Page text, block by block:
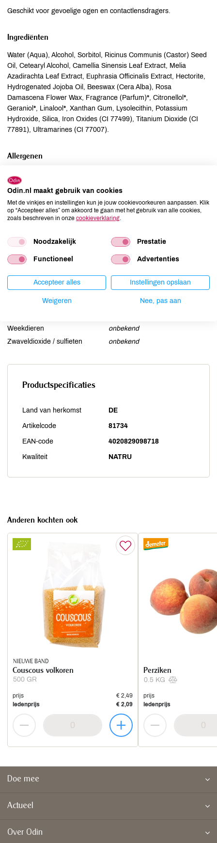
Geschikt voor gevoelige ogen en contactlensdragers.
Ingrediënten
Water (Aqua), Alcohol, Sorbitol, Ricinus Communis (Castor) Seed
Oil, Cetearyl Alcohol, Camellia Sinensis Leaf Extract, Melia
Azadirachta Leaf Extract, Euphrasia Officinalis Extract, Hectorite,
Hydrogenated Jojoba Oil, Beeswax (Cera Alba), Rosa
Damascena Flower Wax, Fragrance (Parfum)*, Citronellol*,
Geraniol*, Linalool*, Xanthan Gum, Lysolecithin, Potassium
Hydroxide, Silica, Iron Oxides (CI 77499), Titanium Dioxide (CI
77891), Ultramarines (CI 77007).
Allergenen
Ei
onbekend
Gluten
onbekend
Lactose
onbekend
Mosterd
onbekend
Schaaldieren
onbekend
Selderij
onbekend
Sesam
onbekend
Weekdieren
onbekend
Zwaveldioxide / sulfieten
onbekend
Productspecificaties
Land van herkomst DE
Artikelcode 81734
EAN-code 4020829098718
Kwaliteit NATRU
Anderen kochten ook
NIEUWE BAND
500 GR
Couscous volkoren
prijs
€ 2,49
ledenprijs
€ 2,09
0.5 KG
Perziken
prijs
ledenprijs
Doe mee
Actueel
Over Odin
Odin.nl maakt gebruik van cookies
Met de vinkjes en instellingen kun je jouw cookievoorkeuren aanpassen. Klik
op “Accepteer alles” om akkoord te gaan met het gebruik van alle cookies,
zoals beschreven in onze cookieverklaring
Noodzakelijk Prestatie
Functioneel Advertenties
Accepteer alles Instellingen opslaan
Weigeren Nee, pas aan